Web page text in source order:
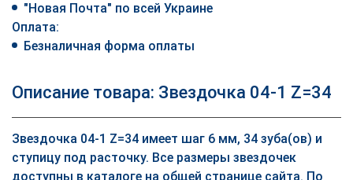
"Новая Почта" по всей Украине
Оплата:
Безналичная форма оплаты
Описание товара: Звездочка 04-1 Z=34
Звездочка 04-1 Z=34 имеет шаг 6 мм, 34 зуба(ов) и
ступицу под расточку. Все размеры звездочек
доступны в каталоге на общей странице сайта. По